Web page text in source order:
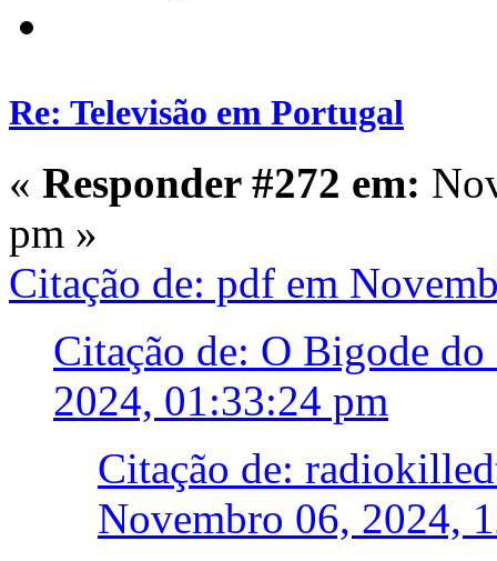
Re: Televisão em Portugal
« Responder #272 em:
pm »
Citação de: pdf em
Citação de: O Bigode
2024, 01:33:24 pm
Citação de:
Novembro 06, 2024,